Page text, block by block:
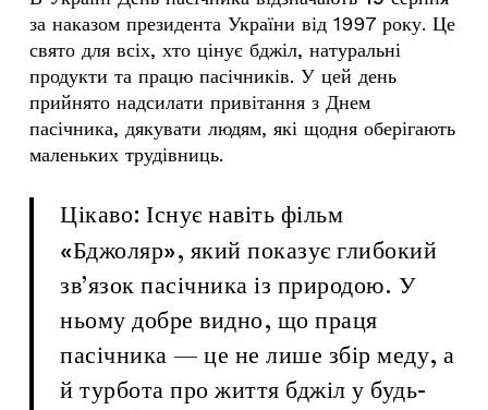
за наказом президента України від 1997 року. Це
свято для всіх, хто цінує бджіл, натуральні
продукти та працю пасічників. У цей день
прийнято надсилати привітання з Днем
пасічника, дякувати людям, які щодня оберігають
маленьких трудівниць.
Цікаво: Існує навіть фільм
«Бджоляр», який показує глибокий
зв’язок пасічника із природою. У
ньому добре видно, що праця
пасічника — це не лише збір меду, а
й турбота про життя бджіл у будь-